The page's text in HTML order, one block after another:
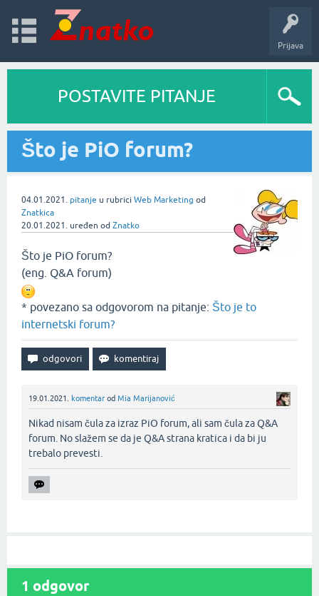
Prijava
POSTAVITE PITANJE
Što je PiO forum?
04.01.2021. pitanje u rubrici Web Marketing od
Znatkica
20.01.2021. uređen od Znatko
Što je PiO forum?
(eng. Q&A forum)
* povezano sa odgovorom na pitanje: Što je to
internetski forum?
19.01.2021. komentar od Mia Marijanović
Nikad nisam čula za izraz PiO forum, ali sam čula za Q&A
forum. No slažem se da je Q&A strana kratica i da bi ju
trebalo prevesti.‌
1 odgovor